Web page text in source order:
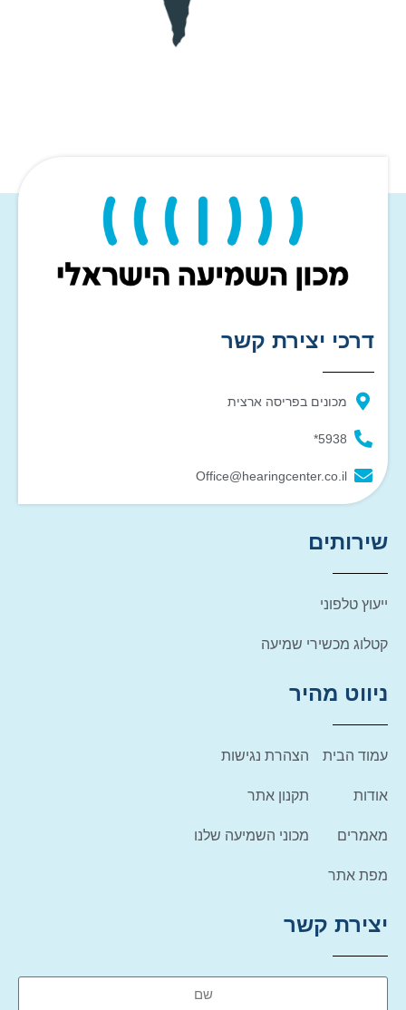
דרכי יצירת קשר
מכונים בפריסה ארצית
5938*
Office@hearingcenter.co.il
שירותים
ייעוץ טלפוני
קטלוג מכשירי שמיעה
ניווט מהיר
עמוד הבית
אודות
מאמרים
מפת אתר
הצהרת נגישות
תקנון אתר
מכוני השמיעה שלנו
יצירת קשר